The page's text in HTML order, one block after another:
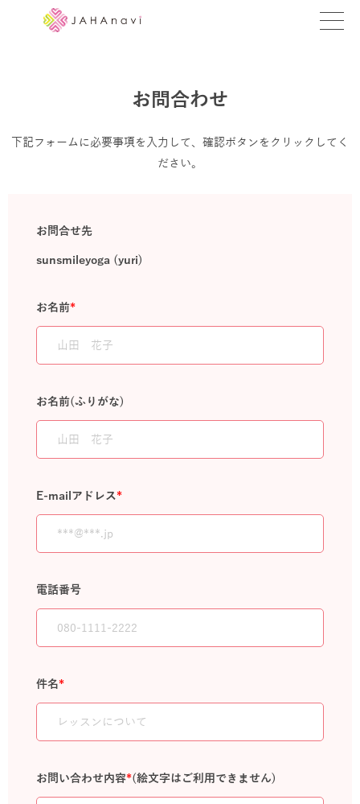
レッスンを探す
BLOG
お問合わせ
下記フォームに必要事項を入力して、確認ボタンをクリックしてく
ださい。
お問合せ先
sunsmileyoga (yuri)
お名前*
お名前(ふりがな)
E-mailアドレス*
電話番号
件名*
お問い合わせ内容*(絵文字はご利用できません)